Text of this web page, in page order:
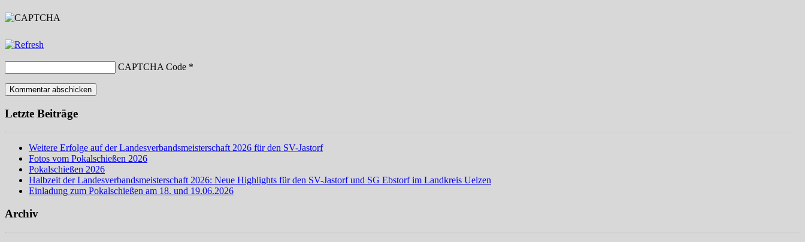
CAPTCHA Code *
Letzte Beiträge
Weitere Erfolge auf der Landesverbandsmeisterschaft 2026 für den SV-Jastorf
Fotos vom Pokalschießen 2026
Pokalschießen 2026
Halbzeit der Landesverbandsmeisterschaft 2026: Neue Highlights für den SV-Jastorf und SG Ebstorf im Landkreis Uelzen
Einladung zum Pokalschießen am 18. und 19.06.2026
Archiv